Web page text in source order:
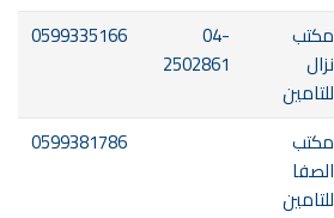
مكتب
نزال
للتامين
04-
2502861
0599335166
مكتب
الصفا
للتامين
0599381786